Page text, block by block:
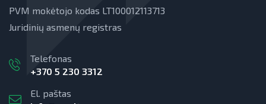
PVM mokėtojo kodas LT100012113713
Juridinių asmenų registras
Telefonas
+370 5 230 3312
El. paštas